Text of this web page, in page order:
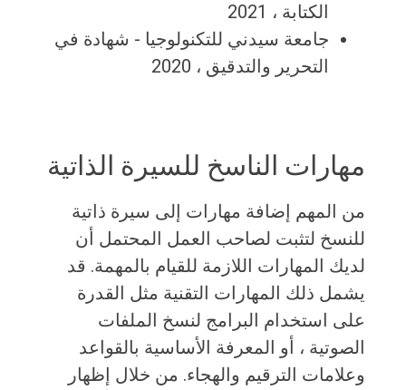
الكتابة ، 2021
جامعة سيدني للتكنولوجيا - شهادة في
التحرير والتدقيق ، 2020
مهارات الناسخ للسيرة الذاتية
من المهم إضافة مهارات إلى سيرة ذاتية
للنسخ لتثبت لصاحب العمل المحتمل أن
لديك المهارات اللازمة للقيام بالمهمة. قد
يشمل ذلك المهارات التقنية مثل القدرة
على استخدام البرامج لنسخ الملفات
الصوتية ، أو المعرفة الأساسية بالقواعد
وعلامات الترقيم والهجاء. من خلال إظهار